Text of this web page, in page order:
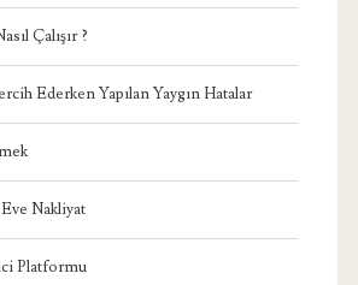
Çalışır ?
Ederken Yapılan Yaygın Hatalar
Nakliyat
Platformu